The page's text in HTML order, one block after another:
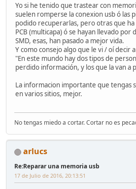
Yo si he tenido que trastear con
suelen romperse la conexion usb ó las
podido recuperarlas, pero otras que
PCB (multicapa) ó se hayan llevado
SMD, esas, han pasado a mejor vida.
Y como consejo algo que le vi / oí decir
"En este mundo hay dos tipos de
perdido información, y los que la van a
La informacion importante que tengas
en varios sitios, mejor.
No tengas miedo a cortar. Cortar no es
arlucs
Re:Reparar una memoria usb
17 de Julio de 2016, 20:13:51